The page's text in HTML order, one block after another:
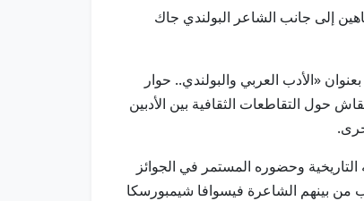
إلى جانب الشاعر البولندي جاك
«الأدب العربي والبولندي.. حوار
حول التقاطعات الثقافية بين الأدبين
وحضوره المستمر في الجوائز
من بينهم الشاعرة فيسوافا شيمبورسكا